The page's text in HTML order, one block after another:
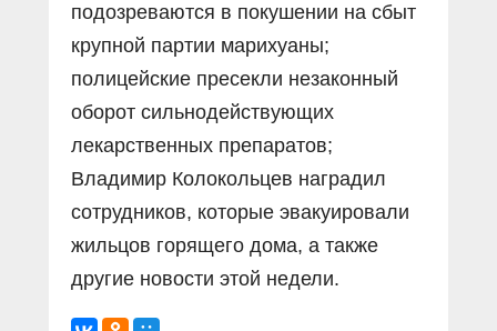
подозреваются в покушении на сбыт
крупной партии марихуаны;
полицейские пресекли незаконный
оборот сильнодействующих
лекарственных препаратов;
Владимир Колокольцев наградил
сотрудников, которые эвакуировали
жильцов горящего дома, а также
другие новости этой недели.